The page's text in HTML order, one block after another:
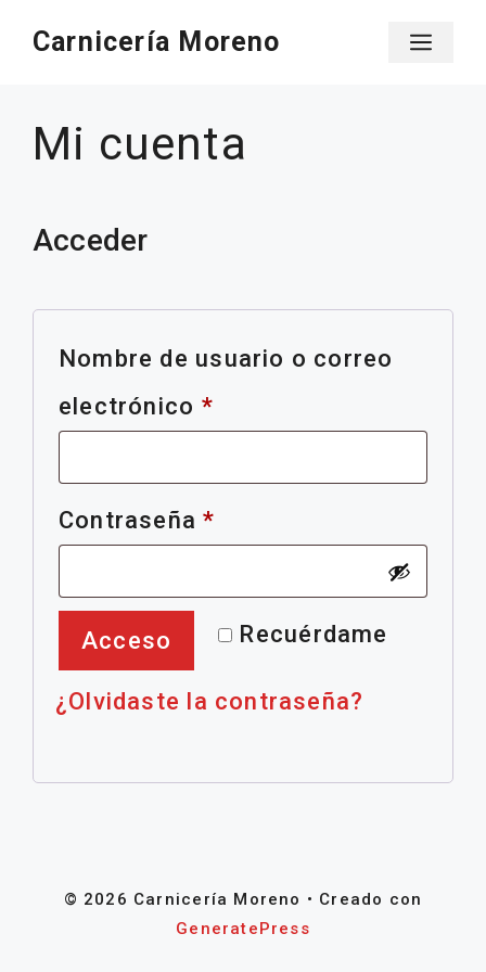
Carnicería Moreno
Mi cuenta
Acceder
Nombre de usuario o correo
electrónico *Obligatorio
Contraseña*
Recuérdame
Acceso
¿Olvidaste la contraseña?
© 2026 Carnicería Moreno • Creado con
GeneratePress